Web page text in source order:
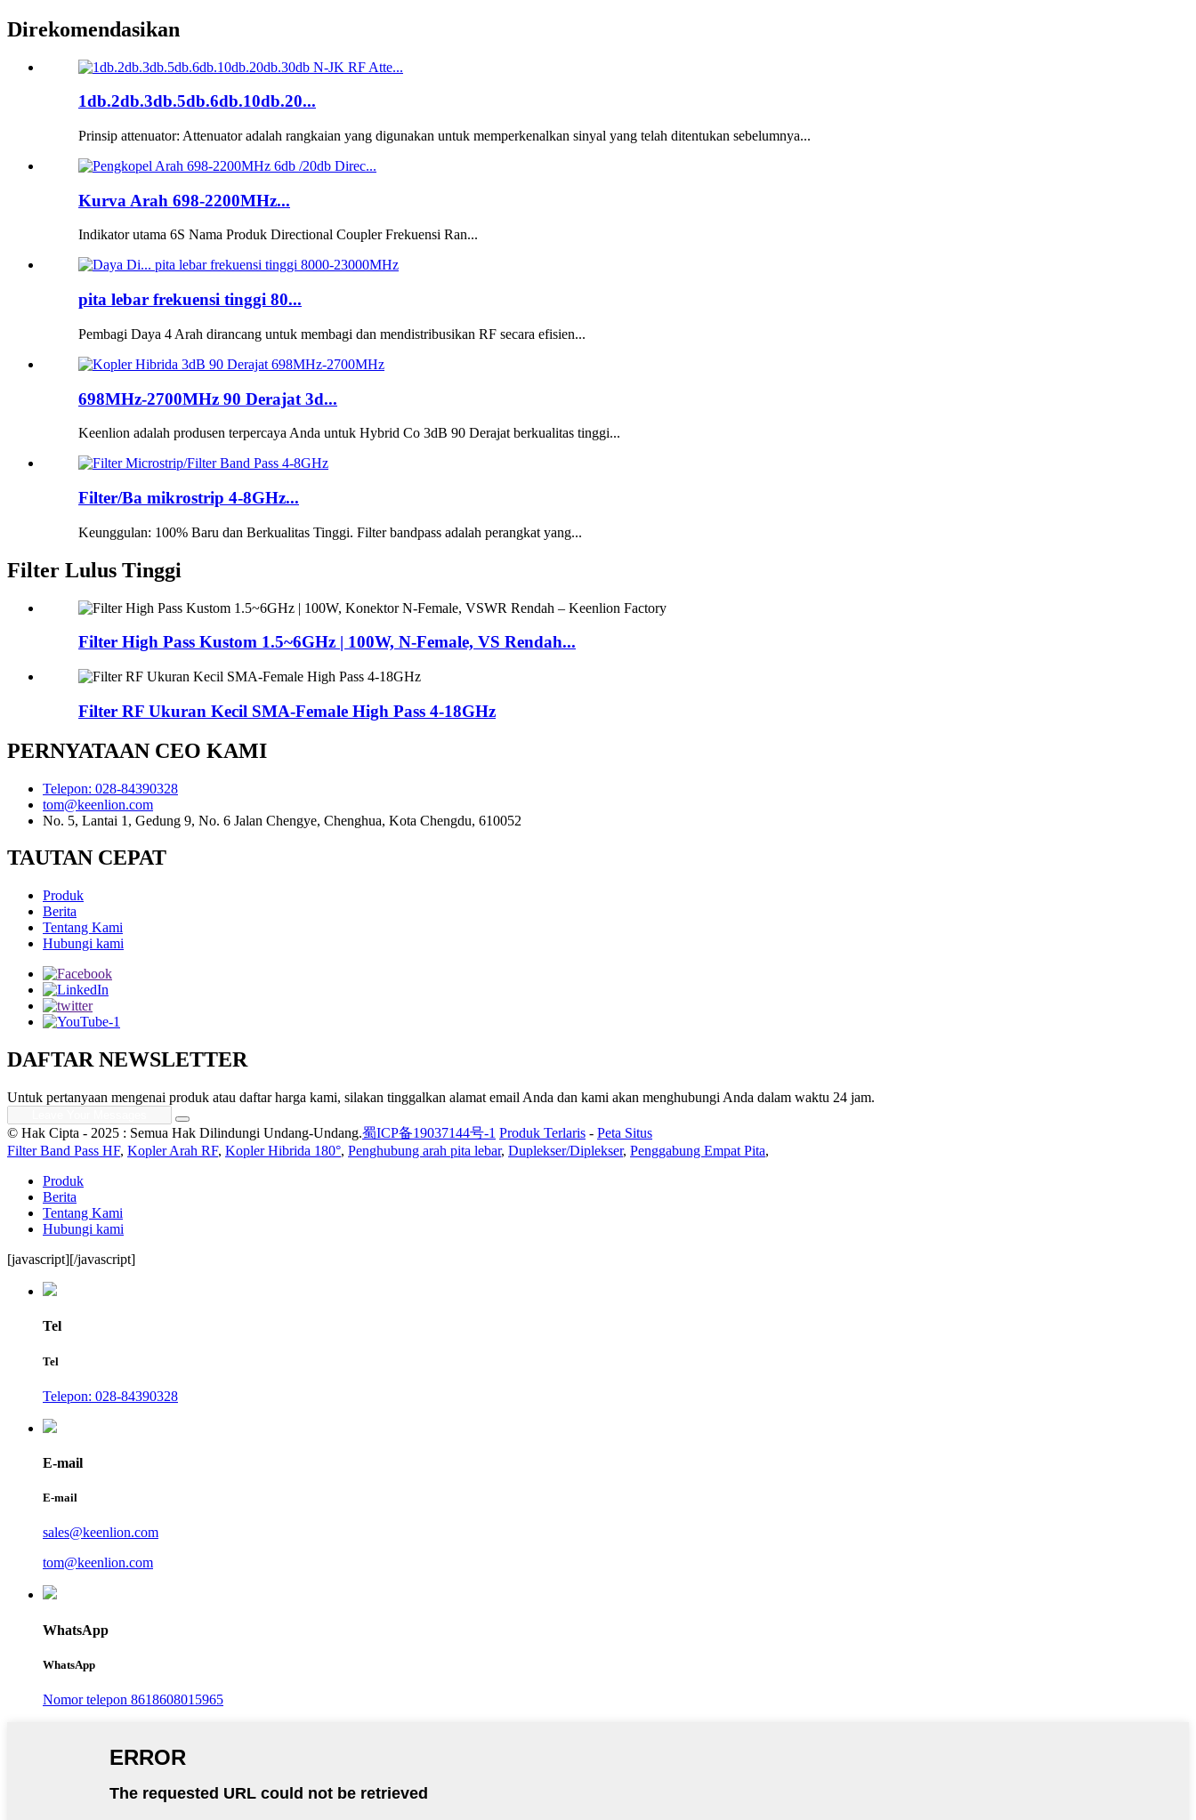
Direkomendasikan
1db.2db.3db.5db.6db.10db.20...
Prinsip attenuator: Attenuator adalah rangkaian yang digunakan untuk memperkenalkan sinyal yang telah ditentukan sebelumnya...
Kurva Arah 698-2200MHz...
Indikator utama 6S Nama Produk Directional Coupler Frekuensi Ran...
pita lebar frekuensi tinggi 80...
Pembagi Daya 4 Arah dirancang untuk membagi dan mendistribusikan RF secara efisien...
698MHz-2700MHz 90 Derajat 3d...
Keenlion adalah produsen terpercaya Anda untuk Hybrid Co 3dB 90 Derajat berkualitas tinggi...
Filter/Ba mikrostrip 4-8GHz...
Keunggulan: 100% Baru dan Berkualitas Tinggi. Filter bandpass adalah perangkat yang...
Filter Lulus Tinggi
Filter High Pass Kustom 1.5~6GHz | 100W, N-Female, VS Rendah...
Filter RF Ukuran Kecil SMA-Female High Pass 4-18GHz
PERNYATAAN CEO KAMI
Telepon: 028-84390328
tom@keenlion.com
No. 5, Lantai 1, Gedung 9, No. 6 Jalan Chengye, Chenghua, Kota Chengdu, 610052
TAUTAN CEPAT
Produk
Berita
Tentang Kami
Hubungi kami
DAFTAR NEWSLETTER
Untuk pertanyaan mengenai produk atau daftar harga kami, silakan tinggalkan alamat email Anda dan kami akan menghubungi Anda dalam waktu 24 jam.
© Hak Cipta - 2025 : Semua Hak Dilindungi Undang-Undang.蜀ICP备19037144号-1 Produk Terlaris - Peta Situs
Filter Band Pass HF, Kopler Arah RF, Kopler Hibrida 180°, Penghubung arah pita lebar, Duplekser/Diplekser, Penggabung Empat Pita,
Produk
Berita
Tentang Kami
Hubungi kami
[javascript][/javascript]
Tel
Tel
Telepon: 028-84390328
E-mail
E-mail
sales@keenlion.com
tom@keenlion.com
WhatsApp
WhatsApp
Nomor telepon 8618608015965